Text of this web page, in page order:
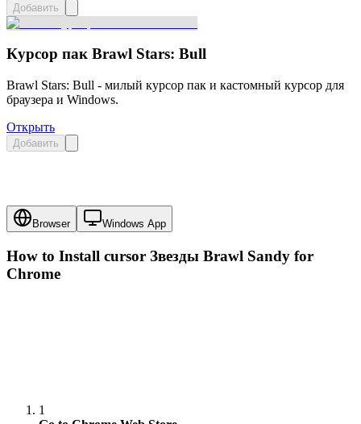
Добавить
Курсор пак Brawl Stars: Bull
Brawl Stars: Bull - милый курсор пак и кастомный курсор для
браузера и Windows.
Открыть
Добавить
Browser Windows App
How to Install cursor Звезды Brawl Sandy for
Chrome
1